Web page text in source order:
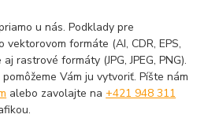
u nás. Podklady pre
formáte (AI, CDR, EPS,
rastrové formáty (JPG, JPEG, PNG).
Vám ju vytvoriť. Píšte nám
alebo zavolajte na+421 948 311